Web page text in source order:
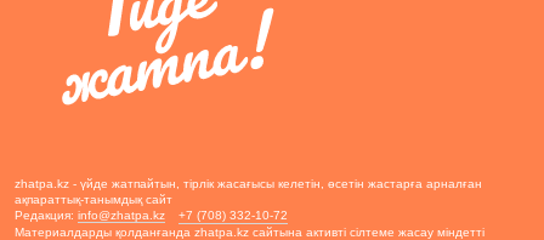
zhatpa.kz - үйде жатпайтын, тірлік жасағысы келетін, өсетін жастарға арналған
ақпараттық-танымдық сайт
Редакция: info@zhatpa.kz
+7 (708) 332-10-72
Материалдарды қолданғанда zhatpa.kz сайтына активті сілтеме жасау міндетті